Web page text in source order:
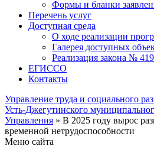
Формы и бланки
Перечень услуг
Доступная среда
О ходе реализации
Галерея доступных
Реализация закона №
ЕГИСCО
Контакты
Управление труда и социального
Усть-Джегутинского
Управления » В 2025 году вырос
временной нетрудоспособности
Меню сайта